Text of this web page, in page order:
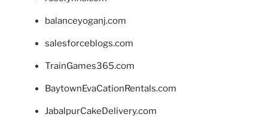
balanceyoganj.com
salesforceblogs.com
TrainGames365.com
BaytownEvaCationRentals.com
JabalpurCakeDelivery.com